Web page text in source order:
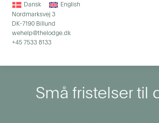
Dansk
English
Nordmarksvej 3
DK-7190 Billund
wehelp@thelodge.dk
+45 7533 8133
Små fristelser til